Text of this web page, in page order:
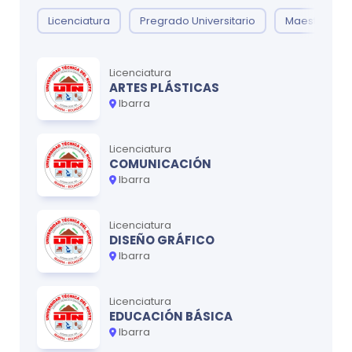
Licenciatura Pregrado Universitario Maestría
Licenciatura
ARTES PLÁSTICAS
Ibarra
Licenciatura
COMUNICACIÓN
Ibarra
Licenciatura
DISEÑO GRÁFICO
Ibarra
Licenciatura
EDUCACIÓN BÁSICA
Ibarra